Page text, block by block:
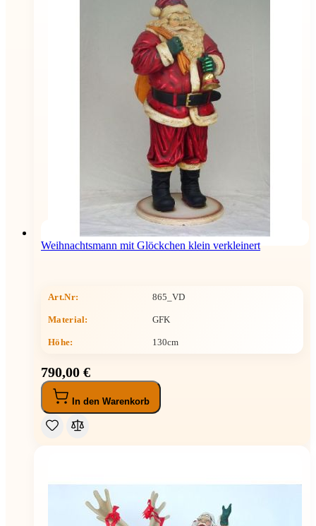
Weihnachtsmann mit Glöckchen klein verkleinert
Art.Nr: 865_VD
Material: GFK
Höhe: 130cm
790,00 €
In den Warenkorb